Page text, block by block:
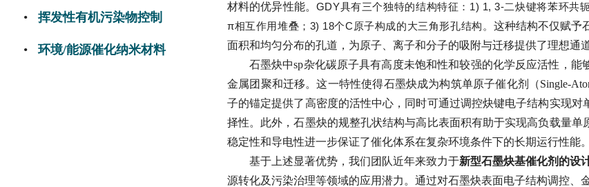
挥发性有机污染物控制
环境/能源催化纳米材料
材料的优异性能。 GDY具有三个独特的结构特征：1) 1, 3-二炔键将苯环共
π相互作用堆叠；3) 18个C原子构成的大三角形孔结构。 这种结构不仅赋予
面积和均匀分布的孔道，为原子、离子和分子的吸附与迁移提供了理想通道
石墨炔中sp杂化碳原子具有高度未饱和性和较强的化学反应活性，
金属团聚和迁移。这一特性使得石墨炔成为构筑单原子催化剂（Single-
子的锚定提供了高密度的活性中心，同时可通过调控炔键电子结构实现
择性。此外，石墨炔的规整孔状结构与高比表面积有助于实现高负载量
稳定性和导电性进一步保证了催化体系在复杂环境条件下的长期运行性能。
基于上述显著优势，我们团队近年来致力于新型石墨炔基催化剂的设
源转化及污染治理等领域的应用潜力。通过对石墨炔表面电子结构调控